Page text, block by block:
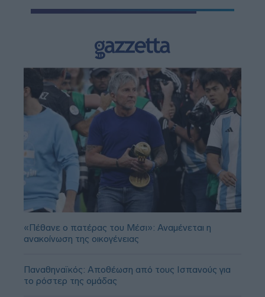
«Πέθανε ο πατέρας του Μέσι»: Αναμένεται η
ανακοίνωση της οικογένειας
Παναθηναϊκός: Αποθέωση από τους Ισπανούς για
το ρόστερ της ομάδας